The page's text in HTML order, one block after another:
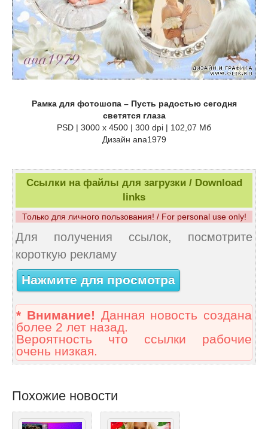
Рамка для фотошопа – Пусть радостью сегодня
светятся глаза
PSD | 3000 x 4500 | 300 dpi | 102,07 Мб
Дизайн ana1979
Ссылки на файлы для загрузки / Download
links
Только для личного пользования! / For personal use only!
Для получения ссылок, посмотрите
короткую рекламу
Нажмите для просмотра
* Внимание! Данная новость создана
более 2 лет назад.
Вероятность что ссылки рабочие
очень низкая.
Похожие новости